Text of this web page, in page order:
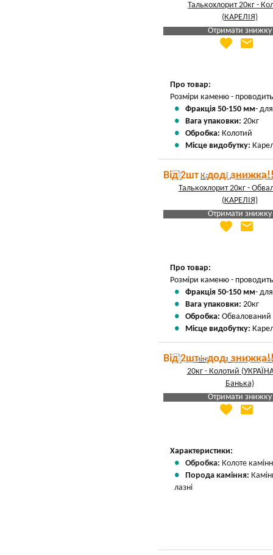
Отримати знижку
Яка Ваша ціна
favorite email
Про товар:
Розміри каменю -
Фракція 50-150 мм-
Вага упаковки: 20кг
Обробка: Колотий
Місце видобутку:
Від 2шт - дод.
Отримати знижку
Яка Ваша ціна
favorite email
Про товар:
Розміри каменю -
Фракція 50-150 мм-
Вага упаковки: 20кг
Обробка: Обвалований
Місце видобутку:
Від 2шт - дод.
Отримати знижку
Яка Ваша ціна
favorite email
Характеристики:
Обробка: Колоте
Порода каміння:
лазні